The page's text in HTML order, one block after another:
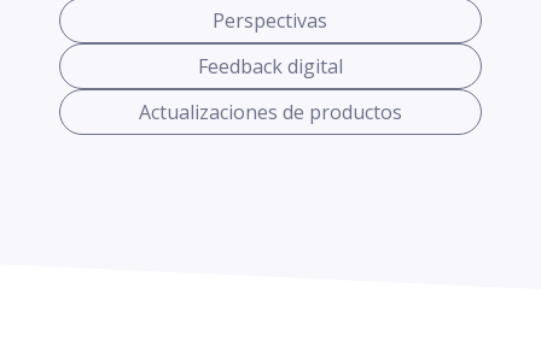
Perspectivas
Feedback digital
Actualizaciones de productos